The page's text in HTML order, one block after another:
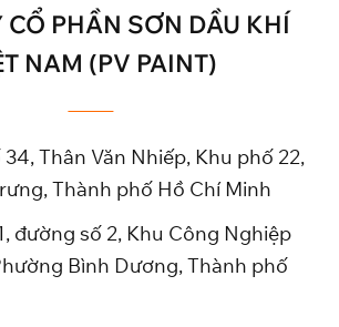
CỔ PHẦN SƠN DẦU KHÍ
NAM (PV PAINT)
34, Thân Văn Nhiếp, Khu phố 22,
Thành phố Hồ Chí Minh
đường số 2, Khu Công Nghiệp
Bình Dương, Thành phố